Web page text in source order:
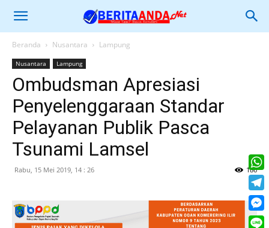
Beranda Nusantara Lampung
Nusantara Lampung
Ombudsman Apresiasi
Penyelenggaraan Standar
Pelayanan Publik Pasca
Tsunami Lamsel
Rabu, 15 Mei 2019, 14 : 26 186